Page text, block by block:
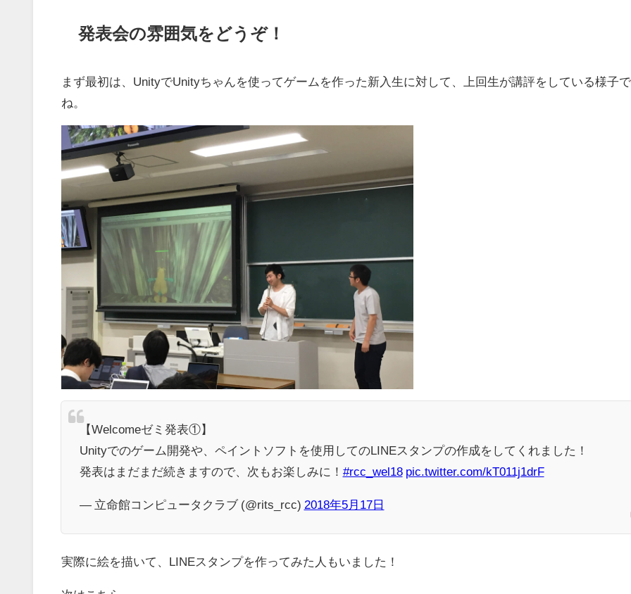
発表会の雰囲気をどうぞ！
まず最初は、UnityでUnityちゃんを使ってゲームを作った新入生に対して、上回生が講評をしている様子
ね。
【Welcomeゼミ発表①】
Unityでのゲーム開発や、ペイントソフトを使用してのLINEスタンプの作成をしてくれました！
発表はまだまだ続きますので、次もお楽しみに！ #rcc_wel18 pic.twitter.com/kT011j1drF
— 立命館コンピュータクラブ (@rits_rcc) 2018年5月17日
実際に絵を描いて、LINEスタンプを作ってみた人もいました！